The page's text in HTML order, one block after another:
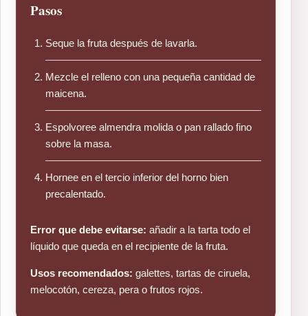
Pasos
Seque la fruta después de lavarla.
Mezcle el relleno con una pequeña cantidad de
maicena.
Espolvoree almendra molida o pan rallado fino
sobre la masa.
Hornee en el tercio inferior del horno bien
precalentado.
Error que debe evitarse: añadir a la tarta todo el
líquido que queda en el recipiente de la fruta.
Usos recomendados: galettes, tartas de ciruela,
melocotón, cereza, pera o frutos rojos.